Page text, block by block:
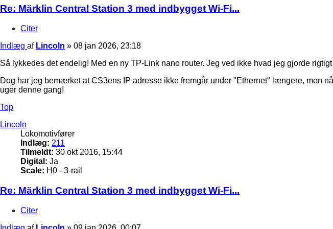
Re: Märklin Central Station 3 med indbygget Wi-Fi...
Citer
Indlæg af Lincoln » 08 jan 2026, 23:18
Så lykkedes det endelig! Med en ny TP-Link nano router. Jeg ved ikke hvad jeg gjorde
Dog har jeg bemærket at CS3ens IP adresse ikke fremgår under "Ethernet" længere, men
uger denne gang!
Top
Lincoln
Lokomotivfører
Indlæg: 211
Tilmeldt: 30 okt 2016, 15:44
Digital: Ja
Scale: H0 - 3-rail
Re: Märklin Central Station 3 med indbygget Wi-Fi...
Citer